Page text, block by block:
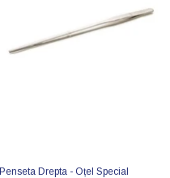
Penseta Drepta - Oțel Special